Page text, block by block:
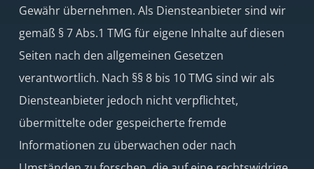
Gewähr übernehmen. Als Diensteanbieter sind wir
gemäß § 7 Abs.1 TMG für eigene Inhalte auf diesen
Seiten nach den allgemeinen Gesetzen
verantwortlich. Nach §§ 8 bis 10 TMG sind wir als
Diensteanbieter jedoch nicht verpflichtet,
übermittelte oder gespeicherte fremde
Informationen zu überwachen oder nach